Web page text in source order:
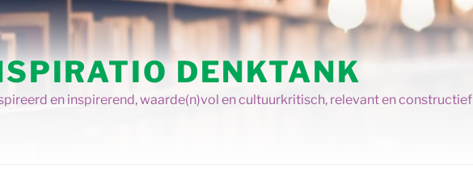
DENKTANK
en inspirerend, waarde(n)vol en cultuurkritisch, relevant en constructief